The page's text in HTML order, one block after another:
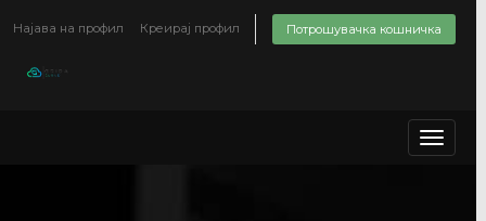
Најава на профил Креирај профил Потрошувачка кошничка
Toggle